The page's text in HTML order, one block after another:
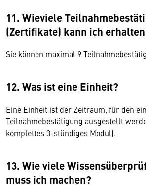
11. Wieviele
(Zertifikate) kann ich
Sie können maximal 9
12. Was ist eine Einheit?
Eine Einheit ist der Zeitraum, für den
Teilnahmebestätigung ausgestellt
komplettes 3-stündiges Modul).
13. Wie viele
muss ich machen?